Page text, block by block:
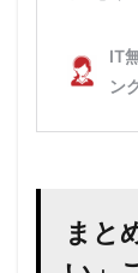
まと